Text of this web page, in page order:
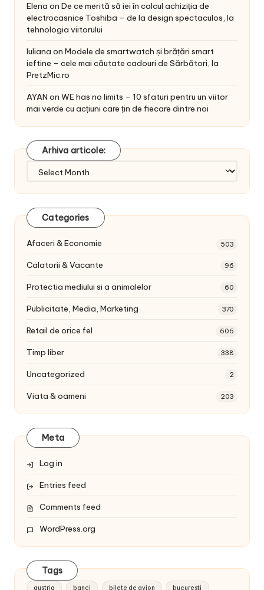
Elena on De ce merită să iei în calcul achiziția de
electrocasnice Toshiba – de la design spectaculos, la
tehnologia viitorului
Iuliana on Modele de smartwatch și brățări smart
ieftine – cele mai căutate cadouri de Sărbători, la
PretzMic.ro
AYAN on WE has no limits – 10 sfaturi pentru un viitor
mai verde cu acțiuni care țin de fiecare dintre noi
Arhiva articole:
Arhiva
Categories
Afaceri & Economie 503
Calatorii & Vacante 96
Protectia mediului si a animalelor 60
Publicitate, Media, Marketing 370
Retail de orice fel 606
Timp liber 338
Uncategorized 2
Viata & oameni 203
Meta
Log in
Entries feed
Comments feed
WordPress.org
Tags
austria banci bilete de avion bucuresti